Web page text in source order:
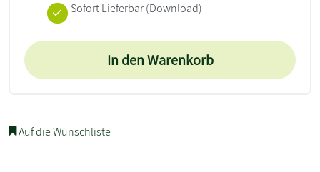
Sofort Lieferbar (Download)
In den Warenkorb
Auf die Wunschliste